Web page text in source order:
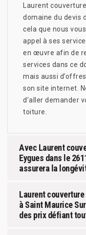
Laurent
domaine du devis
cela que nous
appel à ses
en œuvre afin de
services dans ce
mais aussi
son site internet.
d’aller demander
toiture.
Avec Laurent
Eygues dans le
assurera la
Laurent
à Saint Maurice
des prix défiant